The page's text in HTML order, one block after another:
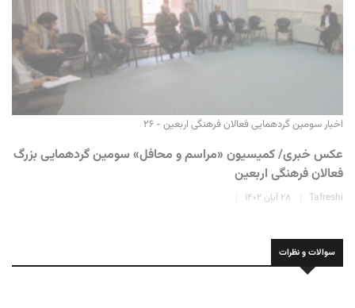
اخبار سومین گردهمایی فعالان فرهنگی اربعین - ۲۶
عکس خبری/ کمیسیون «مراسم و محافل» سومین گردهمایی بزرگ
فعالان فرهنگی اربعین
Tafreshi ۲۸ آبان ۱۴۰۲
سوالات و نظرات